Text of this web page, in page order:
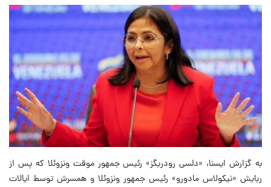
به گزارش ایسنا، «دلسی رودریگز» رئیس جمهور موقت ونزوئلا که پس از
ربایش «نیکولاس مادورو» رئیس جمهور ونزوئلا و همسرش توسط ایالات